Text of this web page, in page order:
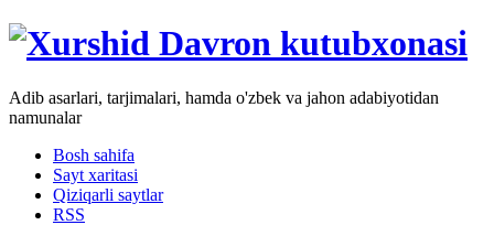
Adib asarlari, tarjimalari, hamda o'zbek va jahon adabiyotidan
namunalar
Bosh sahifa
Sayt xaritasi
Qiziqarli saytlar
RSS